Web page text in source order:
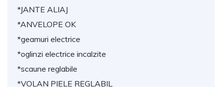
*JANTE ALIAJ
*ANVELOPE OK
*geamuri electrice
*oglinzi electrice incalzite
*scaune reglabile
*VOLAN PIELE REGLABIL